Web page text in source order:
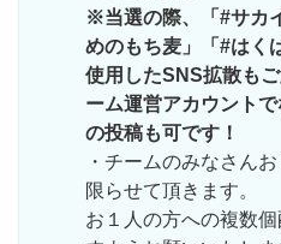
※当選の際、「#サカ
めのもち麦」「#はく
使用したSNS拡散も
ーム運営アカウント
の投稿も可です！
・チームのみなさん
限らせて頂きます。
お１人の方への複数